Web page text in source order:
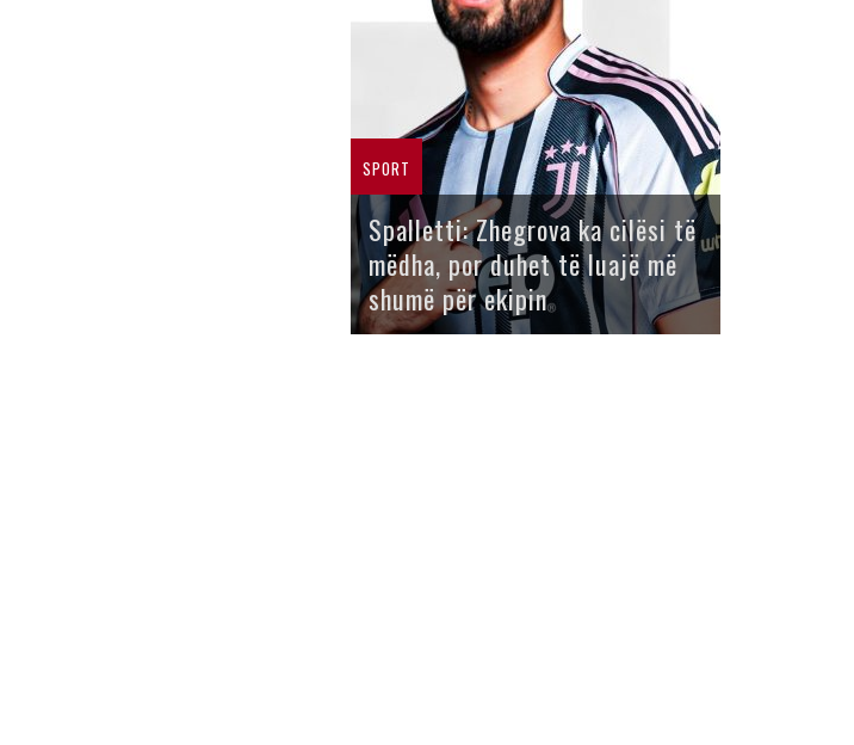
SPORT
Spalletti: Zhegrova ka cilësi të
mëdha, por duhet të luajë më
shumë për ekipin